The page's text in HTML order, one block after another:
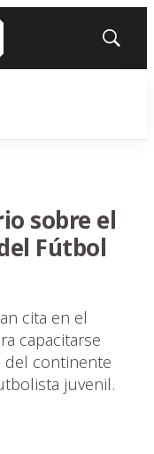
Mostrar
sobre el
Fútbol
cita en el
capacitarse
del continente
juvenil.